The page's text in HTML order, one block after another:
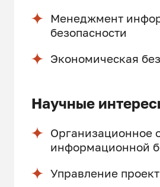
Менеджмент
безопасности
Экономическая
Научные
Организационное
информационной
Управление